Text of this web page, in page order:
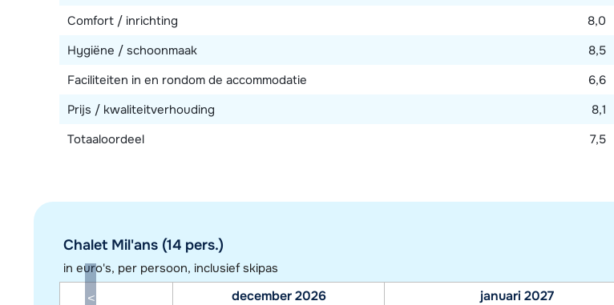
Comfort / inrichting
8,0
Hygiëne / schoonmaak
8,5
Faciliteiten in en rondom de accommodatie
6,6
Prijs / kwaliteitverhouding
8,1
Totaaloordeel
7,5
Chalet Mil'ans (14 pers.)
in euro's, per persoon, inclusief skipas
december 2026 januari 2027